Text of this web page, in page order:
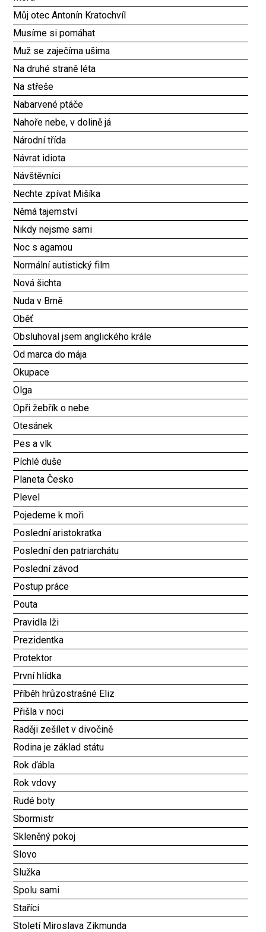
Můj otec Antonín Kratochvíl
Musíme si pomáhat
Muž se zaječíma ušima
Na druhé straně léta
Na střeše
Nabarvené ptáče
Nahoře nebe, v dolině já
Národní třída
Návrat idiota
Návštěvníci
Nechte zpívat Mišíka
Němá tajemství
Nikdy nejsme sami
Noc s agamou
Normální autistický film
Nová šichta
Nuda v Brně
Oběť
Obsluhoval jsem anglického krále
Od marca do mája
Okupace
Olga
Opři žebřík o nebe
Otesánek
Pes a vlk
Píchlé duše
Planeta Česko
Plevel
Pojedeme k moři
Poslední aristokratka
Poslední den patriarchátu
Poslední závod
Postup práce
Pouta
Pravidla lži
Prezidentka
Protektor
První hlídka
Příběh hrůzostrašné Eliz
Přišla v noci
Raději zešílet v divočině
Rodina je základ státu
Rok ďábla
Rok vdovy
Rudé boty
Sbormistr
Skleněný pokoj
Slovo
Služka
Spolu sami
Staříci
Století Miroslava Zikmunda